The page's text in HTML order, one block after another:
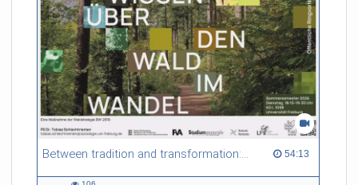
Between tradition and transformation: how owners, advisers and institutions co-create knowledge for resilient forests in Europe 54:13
54:13 duration